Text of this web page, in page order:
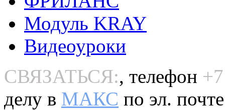
Модуль KRAY
Видеоуроки
СВЯЗАТЬСЯ:, телефон
делу в MAКС по эл.